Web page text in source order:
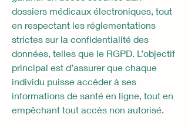
dossiers médicaux électroniques, tout
en respectant les réglementations
strictes sur la confidentialité des
données, telles que le RGPD. L’objectif
principal est d’assurer que chaque
individu puisse accéder à ses
informations de santé en ligne, tout en
empêchant tout accès non autorisé.